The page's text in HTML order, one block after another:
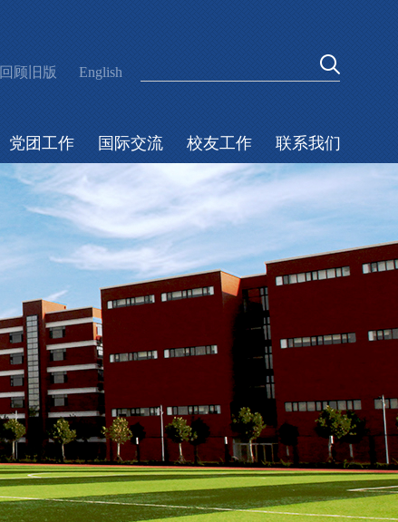
回顾旧版 English
党团工作 国际交流 校友工作 联系我们